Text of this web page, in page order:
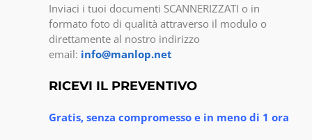
Inviaci i tuoi documenti SCANNERIZZATI o in
formato foto di qualità attraverso il modulo o
direttamente al nostro indirizzo
email: info@manlop.net
RICEVI IL PREVENTIVO
Gratis, senza compromesso e in meno di 1 ora